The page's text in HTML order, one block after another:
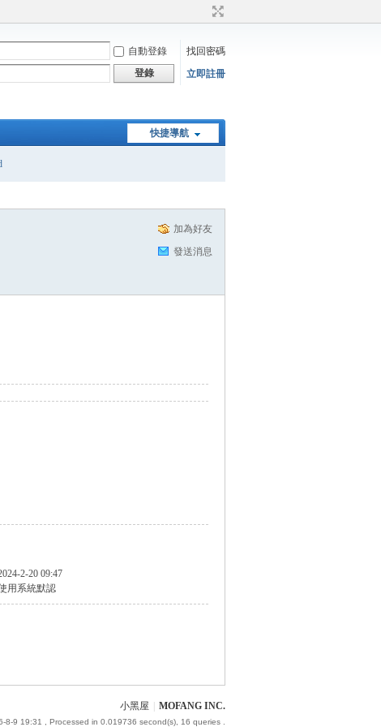
自動登錄
找回密碼
登錄 立即註冊
快捷導航
加為好友
發送消息
2-20 09:47
用系統默認
小黑屋 MOFANG INC.
8-9 19:31 , Processed in 0.019736 second(s), 16 queries .